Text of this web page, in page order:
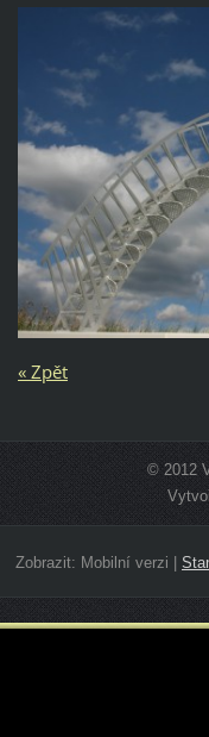
« Zpět
© 2012
Zobrazit: Mobilní verzi